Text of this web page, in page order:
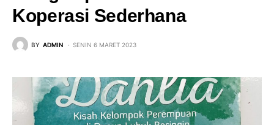
Koperasi Sederhana
BY ADMIN SENIN 6 MARET 2023